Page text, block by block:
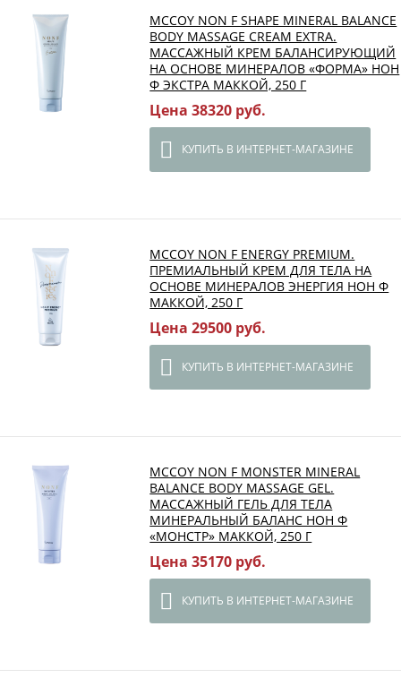
MCCOY NON F SHAPE MINERAL BALANCE
BODY MASSAGE CREAM EXTRA.
МАССАЖНЫЙ КРЕМ БАЛАНСИРУЮЩИЙ
НА ОСНОВЕ МИНЕРАЛОВ «ФОРМА» НОН
Ф ЭКСТРА МАККОЙ, 250 Г
Цена 38320 руб.
КУПИТЬ В ИНТЕРНЕТ-МАГАЗИНЕ
MCCOY NON F ENERGY PREMIUM.
ПРЕМИАЛЬНЫЙ КРЕМ ДЛЯ ТЕЛА НА
ОСНОВЕ МИНЕРАЛОВ ЭНЕРГИЯ НОН Ф
МАККОЙ, 250 Г
Цена 29500 руб.
КУПИТЬ В ИНТЕРНЕТ-МАГАЗИНЕ
MCCOY NON F MONSTER MINERAL
BALANCE BODY MASSAGE GEL.
МАССАЖНЫЙ ГЕЛЬ ДЛЯ ТЕЛА
МИНЕРАЛЬНЫЙ БАЛАНС НОН Ф
«МОНСТР» МАККОЙ, 250 Г
Цена 35170 руб.
КУПИТЬ В ИНТЕРНЕТ-МАГАЗИНЕ